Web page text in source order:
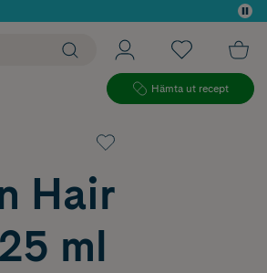
Hämta ut recept
Hair
ml